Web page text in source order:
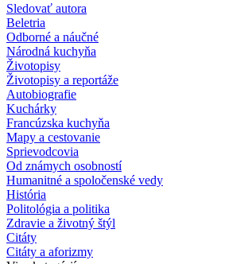
Sledovať autora
Beletria
Odborné a náučné
Národná kuchyňa
Životopisy
Životopisy a reportáže
Autobiografie
Kuchárky
Francúzska kuchyňa
Mapy a cestovanie
Sprievodcovia
Od známych osobností
Humanitné a spoločenské vedy
História
Politológia a politika
Zdravie a životný štýl
Citáty
Citáty a aforizmy